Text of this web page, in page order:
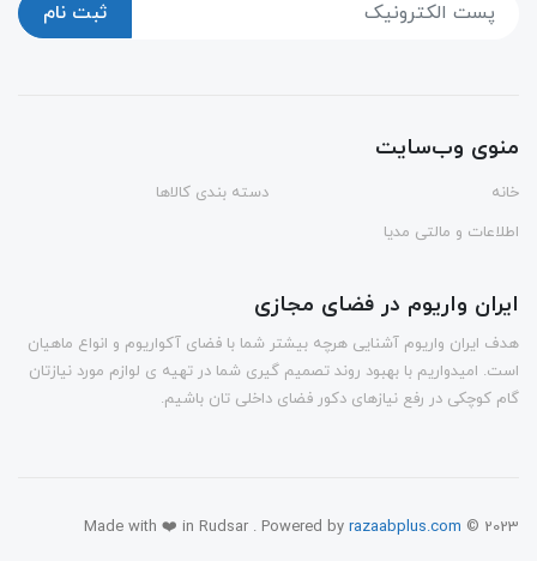
ثبت نام
منوی وب‌سایت
خانه
دسته بندی کالاها
اطلاعات و مالتی مدیا
ایران واریوم در فضای مجازی
هدف ایران واریوم آشنایی هرچه بیشتر شما با فضای آکواریوم و انواع ماهیان
است. امیدواریم با بهبود روند تصمیم گیری شما در تهیه ی لوازم مورد نیازتان
گام کوچکی در رفع نیازهای دکور فضای داخلی تان باشیم.
Made with ❤️ in Rudsar . Powered by razaabplus.com © 2023